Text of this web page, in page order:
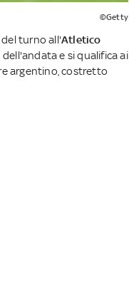
©Getty
del turno all'Atletico
e si qualifica ai
argentino, costretto